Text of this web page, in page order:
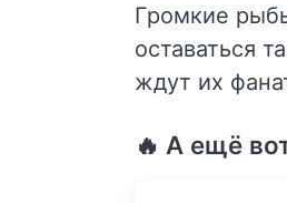
Громкие
оставаться
ждут их
🔥 А ещё